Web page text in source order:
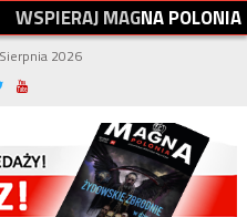
WSPIERAJMAGNAPOLONIA
2026